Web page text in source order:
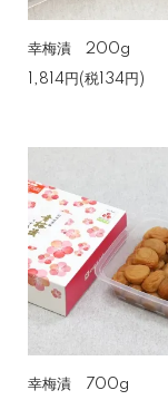
幸梅漬 200g
1,814円(税134円)
幸梅漬 700g